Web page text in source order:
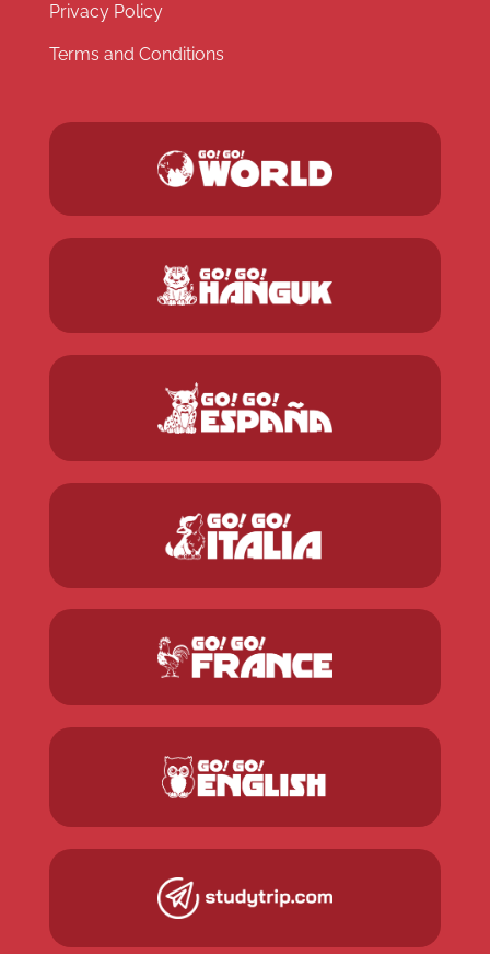
Privacy Policy
Terms and Conditions